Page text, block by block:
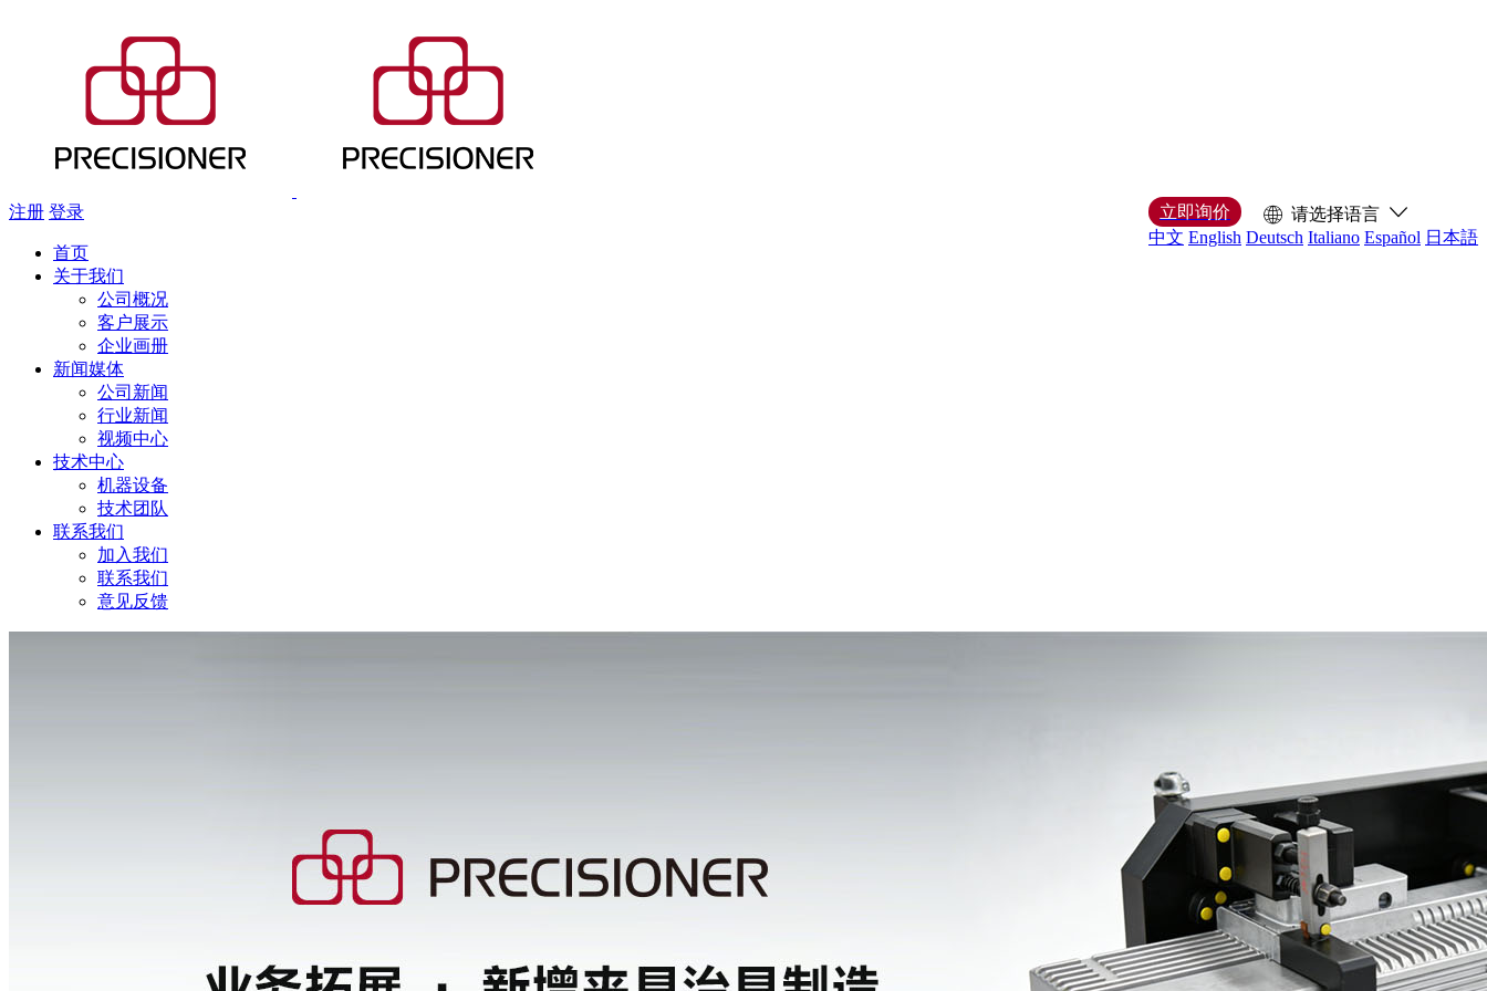
注册 登录 立即询价
请选择语言
中文 English Deutsch Italiano Español 日本語
首页
关于我们
公司概况
客户展示
企业画册
新闻媒体
公司新闻
行业新闻
视频中心
技术中心
机器设备
技术团队
联系我们
加入我们
联系我们
意见反馈